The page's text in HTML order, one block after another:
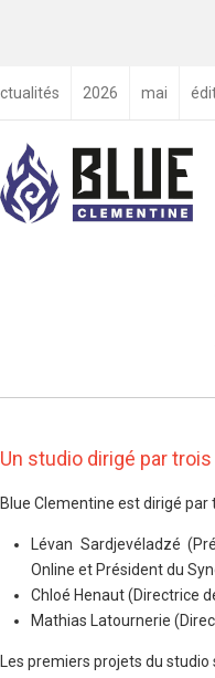
2026 mai
Un studio dirigé par
Blue Clementine est dirigé
Lévan Sardjevéladzé
Online et Président du
Chloé Henaut (Directrice
Mathias Latournerie
Les premiers projets du